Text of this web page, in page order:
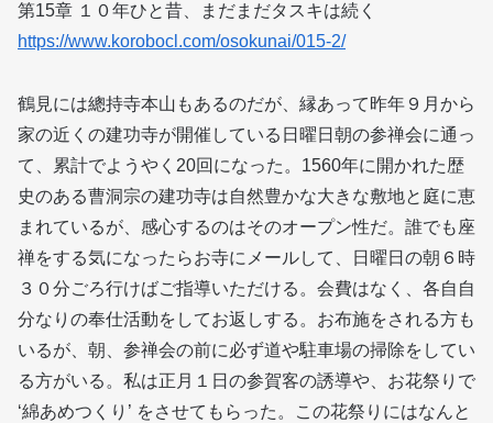
第15章 １０年ひと昔、まだまだタスキは続く
https://www.korobocl.com/osokunai/015-2/
鶴見には總持寺本山もあるのだが、縁あって昨年９月から
家の近くの建功寺が開催している日曜日朝の参禅会に通っ
て、累計でようやく20回になった。1560年に開かれた歴
史のある曹洞宗の建功寺は自然豊かな大きな敷地と庭に恵
まれているが、感心するのはそのオープン性だ。誰でも座
禅をする気になったらお寺にメールして、日曜日の朝６時
３０分ごろ行けばご指導いただける。会費はなく、各自自
分なりの奉仕活動をしてお返しする。お布施をされる方も
いるが、朝、参禅会の前に必ず道や駐車場の掃除をしてい
る方がいる。私は正月１日の参賀客の誘導や、お花祭りで
‘綿あめつくり’ をさせてもらった。この花祭りにはなんと